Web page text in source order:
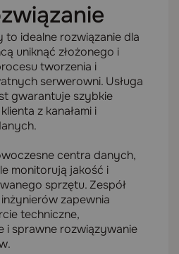
idealne rozwiązanie dla
uniknąć złożonego i
tworzenia i
serwerowni. Usługa
gwarantuje szybkie
z kanałami i
centra danych,
monitorują jakość i
sprzętu. Zespół
zapewnia
techniczne,
i sprawne rozwiązywanie